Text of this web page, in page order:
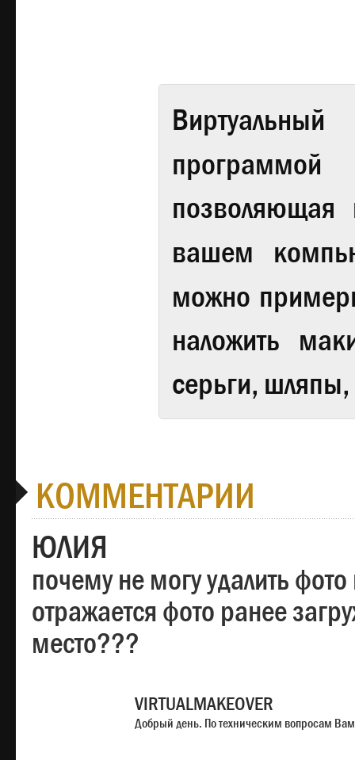
Виртуальный
вашем
можно
наложить
серьги,
КОММЕНТАРИИ
ЮЛИЯ
почему не могу удалить
отражается фото ранее
место???
VIRTUALMAKEOVER
Добрый день. По техническим вопросам